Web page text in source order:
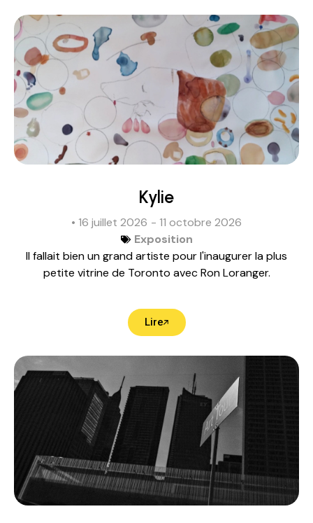
Kylie
• 16 juillet 2026 - 11 octobre 2026
Exposition
Il fallait bien un grand artiste pour l'inaugurer la plus
petite vitrine de Toronto avec Ron Loranger.
Lire